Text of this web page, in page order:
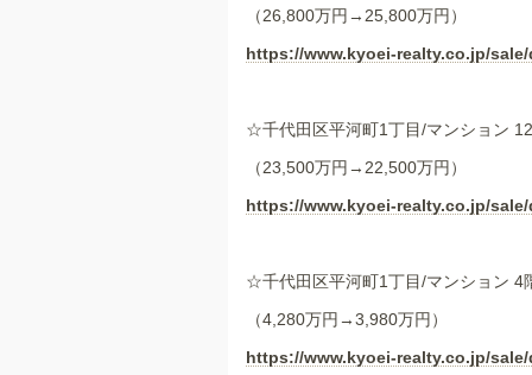
（26,800万円→25,800万円）
https://www.kyoei-realty.co.jp/sale/
☆千代田区平河町1丁目/マンション
（23,500万円→22,500万円）
https://www.kyoei-realty.co.jp/sale/
☆千代田区平河町1丁目/マンション 4
（4,280万円→3,980万円）
https://www.kyoei-realty.co.jp/sale/